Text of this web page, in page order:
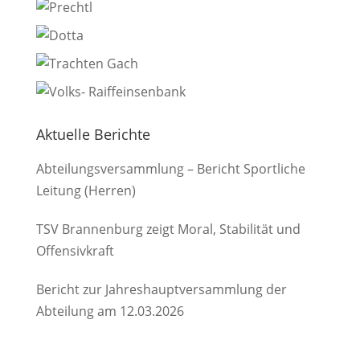
Aktuelle Berichte
Abteilungsversammlung – Bericht Sportliche
Leitung (Herren)
TSV Brannenburg zeigt Moral, Stabilität und
Offensivkraft
Bericht zur Jahreshauptversammlung der
Abteilung am 12.03.2026